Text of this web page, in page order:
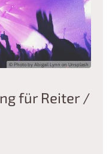
© Photo by Abigail Lynn on Unsplash
für Reiter /